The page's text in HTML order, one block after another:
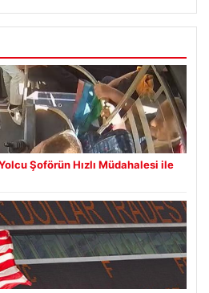
Şoförün Hızlı Müdahalesi ile